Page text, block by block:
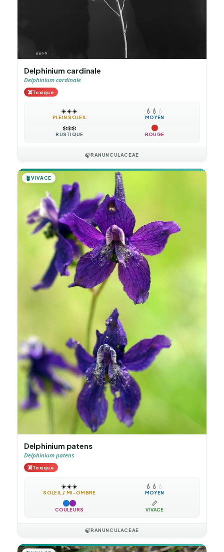
Delphinium cardinale
Delphinium cardinale
☠️Toxique
☀️☀️☀️
PLEIN SOLEIL
💧 💧 💧
MOYEN
❄️❄️❄️
RUSTIQUE ROUGE
🍃RANUNCULACEAE
🪴VIVACE
Delphinium patens
Delphinium patens
☠️Toxique
☀️☀️☀️
SOLEIL / MI-OMBRE
💧 💧 💧
MOYEN
COULEURS
📏
VIVACE
🍃RANUNCULACEAE